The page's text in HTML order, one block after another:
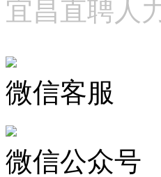
宜昌直聘人
微信客服
微信公众号